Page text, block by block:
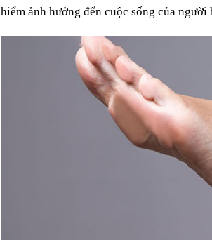
hiểm ảnh hưởng đến cuộc sống của người